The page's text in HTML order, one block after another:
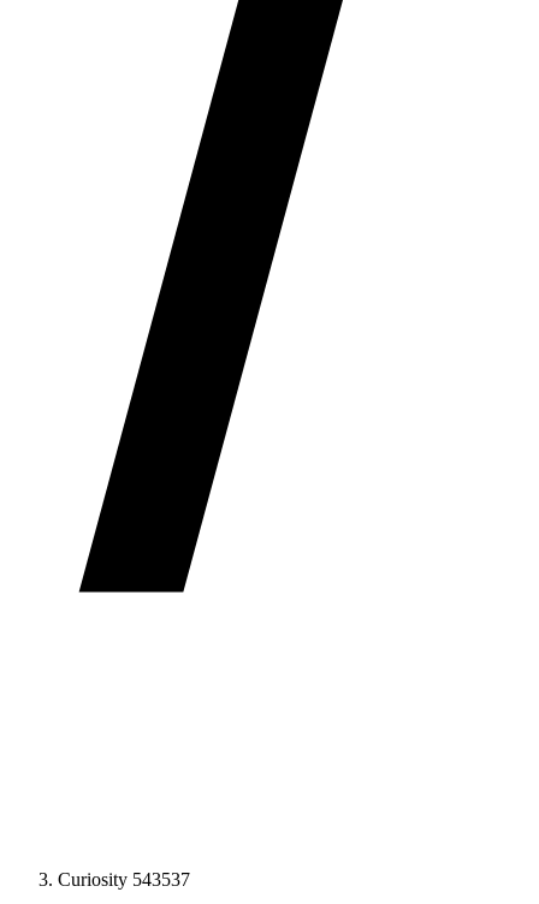
Curiosity 543537